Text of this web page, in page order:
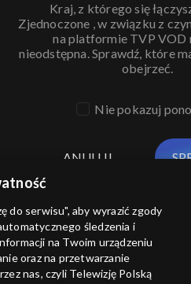
Kraj, z którego się
Zjednoczone , w związku z
na platformie TVP VOD
nieodstępna. Sprawdź, które
obejrzeć.
Nie pokazuj
ANULUJ
do serwisu", aby wyrazić zgody
śledzenia i
na Twoim urządzeniu
oraz na przetwarzanie
nas, czyli Telewizję Polską